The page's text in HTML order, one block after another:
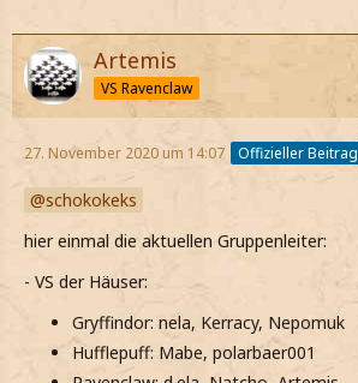
Artemis
VS Ravenclaw
27. November 2020 um 14:07 Offizieller Beitrag
schokokeks
hier einmal die aktuellen Gruppenleiter:
- VS der Häuser:
Gryffindor: nela, Kerracy, Nepomuk
Hufflepuff: Mabe, polarbaer001